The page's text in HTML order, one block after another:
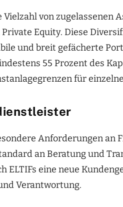
von zugelassenen
Equity. Diese
und breit gefächerte
55 Prozent des
für
Anforderungen an
an Beratung und
ELTIFs eine neue
Verantwortung.